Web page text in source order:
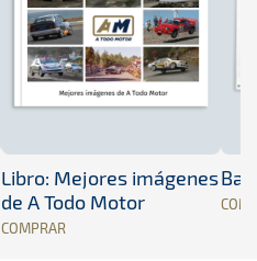
Libro: Mejores imágenes
de A Todo Motor
COMPRAR